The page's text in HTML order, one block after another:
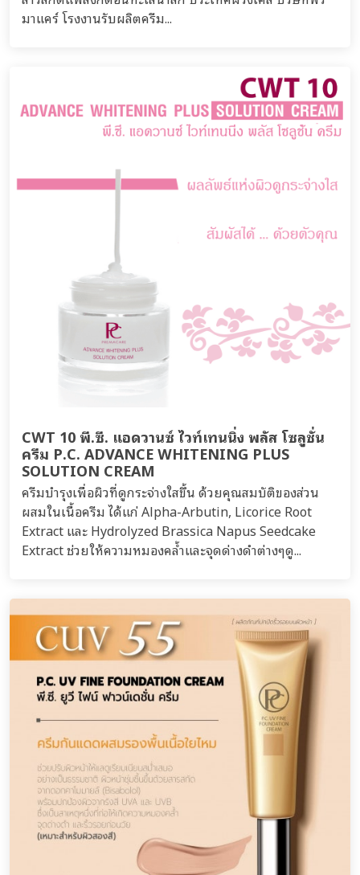
มาแคร์ โรงงานรับผลิตครีม...
CWT 10 พี.ซี. แอดวานซ์ ไวท์เทนนิ่ง พลัส โซลูชั่น
ครีม P.C. ADVANCE WHITENING PLUS
SOLUTION CREAM
ครีมบำรุงเพื่อผิวที่ดูกระจ่างใสขึ้น ด้วยคุณสมบัติของส่วน
ผสมในเนื้อครีม ได้แก่ Alpha-Arbutin, Licorice Root
Extract และ Hydrolyzed Brassica Napus Seedcake
Extract ช่วยให้ความหมองคล้ำและจุดด่างดำต่างๆดู...